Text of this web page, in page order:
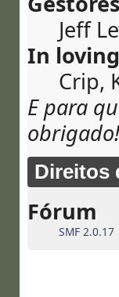
Jeff
In
Crip,
E para
obrigado!
Direitos
Fórum
SMF 2.0.17